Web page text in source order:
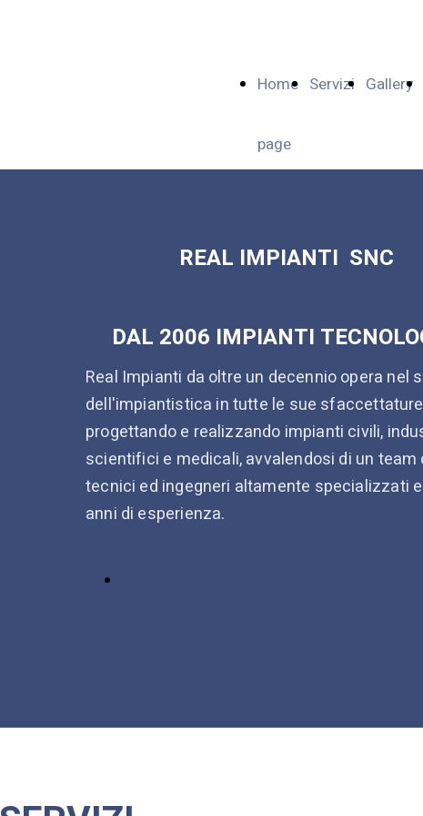
Home
page
Servizi Gallery
REAL IMPIANTI SNC
DAL 2006 IMPIANTI
Real Impianti da oltre un decennio opera nel
dell'impiantistica in tutte le sue
progettando e realizzando impianti civili,
scientifici e medicali, avvalendosi di un team
tecnici ed ingegneri altamente specializzati
anni di esperienza.